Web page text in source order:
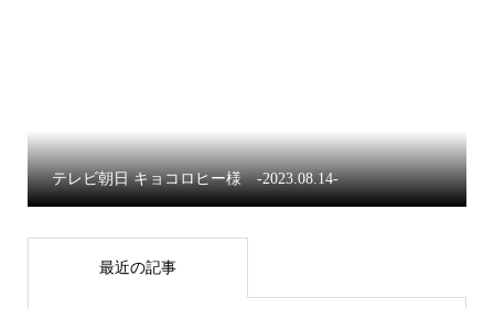
テレビ朝日 キョコロヒー様 -2023.08.14-
最近の記事